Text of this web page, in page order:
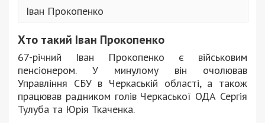
Іван Прокопенко
Хто такий Іван Прокопенко
67-річний Іван Прокопенко є військовим
пенсіонером. У минулому він очолював
Управління СБУ в Черкаській області, а також
працював радником голів Черкаської ОДА Сергія
Тулуба та Юрія Ткаченка.